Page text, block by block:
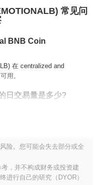
常见问
BNB Coin
在 centralized and
用。
日交易量是多少?
格低于其ATH~68.23%.
险。您可能会失去部分或全
，并不构成财务或投资建
进行自己的研究（DYOR）